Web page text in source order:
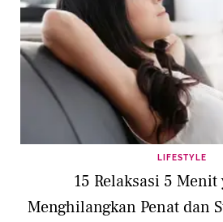
LIFESTYLE
15 Relaksasi 5 Menit
Menghilangkan Penat dan